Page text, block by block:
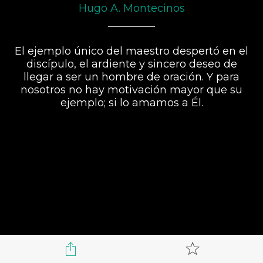
Hugo A. Montecinos
El ejemplo único del maestro despertó en el
discípulo, el ardiente y sincero deseo de
llegar a ser un hombre de oración. Y para
nosotros no hay motivación mayor que su
ejemplo; si lo amamos a Él.